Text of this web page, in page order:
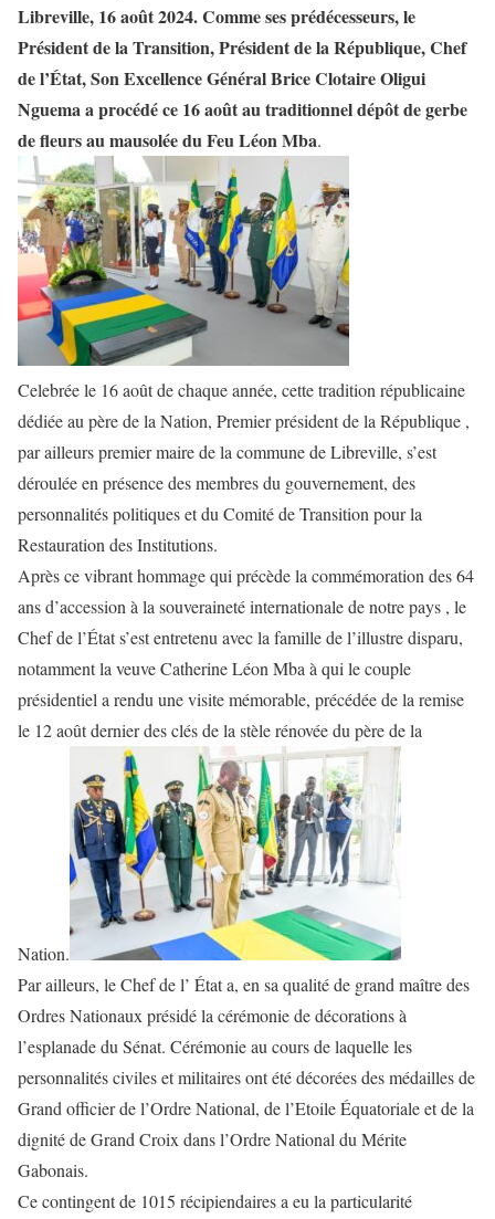
Libreville, 16 août 2024. Comme ses prédécesseurs, le
Président de la Transition, Président de la République, Chef
de l’État, Son Excellence Général Brice Clotaire Oligui
Nguema a procédé ce 16 août au traditionnel dépôt de gerbe
de fleurs au mausolée du Feu Léon Mba.
Celebrée le 16 août de chaque année, cette tradition républicaine
dédiée au père de la Nation, Premier président de la République ,
par ailleurs premier maire de la commune de Libreville, s’est
déroulée en présence des membres du gouvernement, des
personnalités politiques et du Comité de Transition pour la
Restauration des Institutions.
Après ce vibrant hommage qui précède la commémoration des 64
ans d’accession à la souveraineté internationale de notre pays , le
Chef de l’État s’est entretenu avec la famille de l’illustre disparu,
notamment la veuve Catherine Léon Mba à qui le couple
présidentiel a rendu une visite mémorable, précédée de la remise
le 12 août dernier des clés de la stèle rénovée du père de la
Nation.
Par ailleurs, le Chef de l’ État a, en sa qualité de grand maître des
Ordres Nationaux présidé la cérémonie de décorations à
l’esplanade du Sénat. Cérémonie au cours de laquelle les
personnalités civiles et militaires ont été décorées des médailles de
Grand officier de l’Ordre National, de l’Etoile Équatoriale et de la
dignité de Grand Croix dans l’Ordre National du Mérite
Gabonais.
Ce contingent de 1015 récipiendaires a eu la particularité